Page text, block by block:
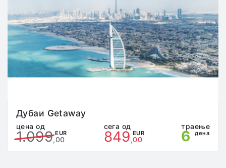
агенцијата, истиот сам ги сноси сите трошоци и
последици.
Патникот кој преку неадекватно однесување, ги
вознемирува останатите патници или смета на
шоферите и/или придружникот на групата во
својата работа, ќе биде одма исклучен од
патувањето и целата одговорност преоѓа на него/
одредена од страна на претставникот на
претставникот на агенцијата има право да го
исклучи патникот од патувањето.
Дубаи Getaway
цена од
1.099 EUR
,00
сега од
849 EUR
,00
траење
6 дена